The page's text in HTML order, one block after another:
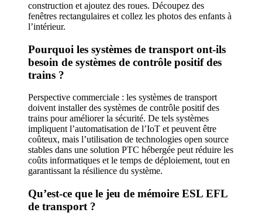
construction et ajoutez des roues. Découpez des
fenêtres rectangulaires et collez les photos des enfants à
l’intérieur.
Pourquoi les systèmes de transport ont-ils
besoin de systèmes de contrôle positif des
trains ?
Perspective commerciale : les systèmes de transport
doivent installer des systèmes de contrôle positif des
trains pour améliorer la sécurité. De tels systèmes
impliquent l’automatisation de l’IoT et peuvent être
coûteux, mais l’utilisation de technologies open source
stables dans une solution PTC hébergée peut réduire les
coûts informatiques et le temps de déploiement, tout en
garantissant la résilience du système.
Qu’est-ce que le jeu de mémoire ESL EFL
de transport ?